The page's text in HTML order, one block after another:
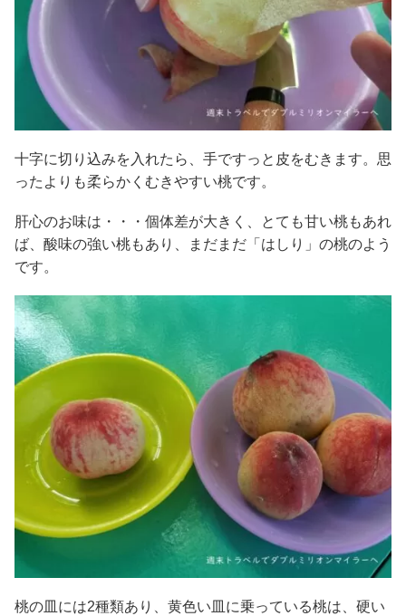
十字に切り込みを入れたら、手ですっと皮をむきます。思
ったよりも柔らかくむきやすい桃です。
肝心のお味は・・・個体差が大きく、とても甘い桃もあれ
ば、酸味の強い桃もあり、まだまだ「はしり」の桃のよう
です。
桃の皿には2種類あり、黄色い皿に乗っている桃は、硬い